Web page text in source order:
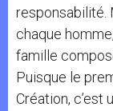
responsabilité.
chaque
famille
Puisque le
Création, c’est